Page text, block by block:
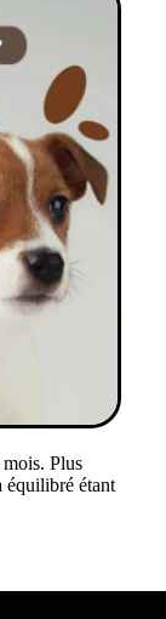
Plus
équilibré étant